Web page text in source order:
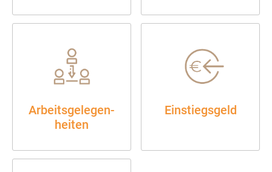
Arbeits­gelegen­
heiten
Einstiegsgeld